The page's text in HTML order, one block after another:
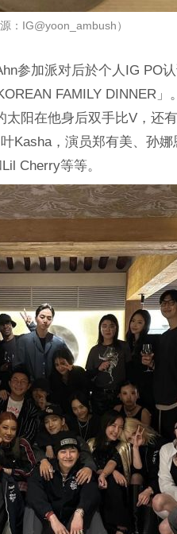
：IG@yoon_ambush）
参加派对后於个人IG PO
FAMILY DINNER」
阳在他身后双手比V，还
Kasha，演员郑有美、孙
Cherry等等。